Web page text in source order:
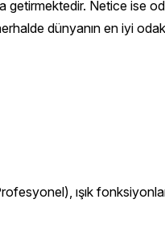
Netice ise
dünyanın en iyi
ışık